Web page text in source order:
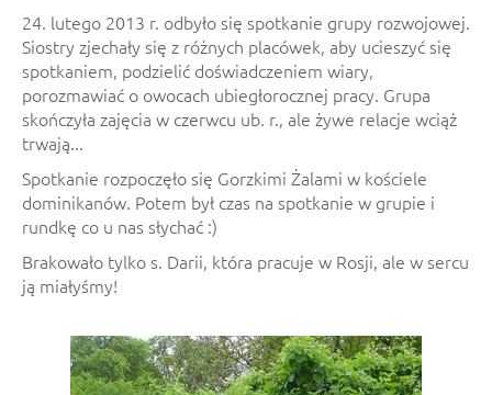
24. lutego 2013 r. odbyło się spotkanie grupy rozwojowej.
Siostry zjechały się z różnych placówek, aby ucieszyć się
spotkaniem, podzielić doświadczeniem wiary,
porozmawiać o owocach ubiegłorocznej pracy. Grupa
skończyła zajęcia w czerwcu ub. r., ale żywe relacje wciąż
trwają...
Spotkanie rozpoczęło się Gorzkimi Żalami w kościele
dominikanów. Potem był czas na spotkanie w grupie i
rundkę co u nas słychać :)
Brakowało tylko s. Darii, która pracuje w Rosji, ale w sercu
ją miałyśmy!